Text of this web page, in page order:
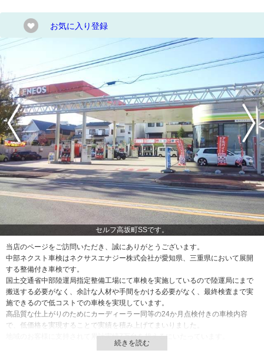
お気に入り登録
セルフ高坂町SSです。
当店のページをご訪問いただき、誠にありがとうございます。
中部ネクスト車検はネクサスエナジー株式会社が愛知県、三重県において展開
する整備付き車検です。
国土交通省中部陸運局指定整備工場にて車検を実施しているので陸運局にまで
搬送する必要がなく、余計な人材や手間をかける必要がなく、最終検査まで実
施できるので低コストでの車検を実現しています。
高品質な仕上がりのためにカーディーラー同等の24か月点検付きの車検内容
で、低価格を実現することで実績を積み上げてまいりました。
地域のお客様に支持されて累計実績7万台を超えるにいたっています。